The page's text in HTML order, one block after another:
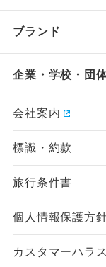
ブランド
企業・学校・団
会社案内
標識・約款
旅行条件書
個人情報保護方
カスタマーハラ